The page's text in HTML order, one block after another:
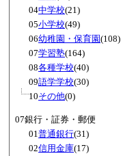
04中学校(21)
05小学校(49)
06幼稚園・保育園(108)
07学習塾(164)
08各種学校(40)
09語学学校(30)
10その他(0)
07銀行・証券・郵便
01 普通銀行(31)
02信用金庫(17)